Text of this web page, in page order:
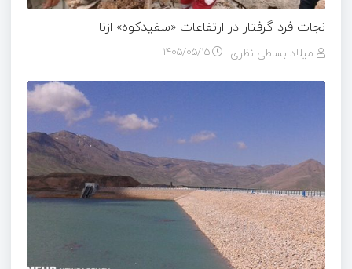
نجات فرد گرفتار در ارتفاعات «سفیدکوه» ازنا
میلاد بساطی نظری ۱۴۰۵/۰۵/۱۵